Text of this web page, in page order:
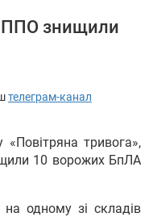
ППО знищили
телеграм-канал
«Повітряна тривога»,
10 ворожих БпЛА
одному зі складів